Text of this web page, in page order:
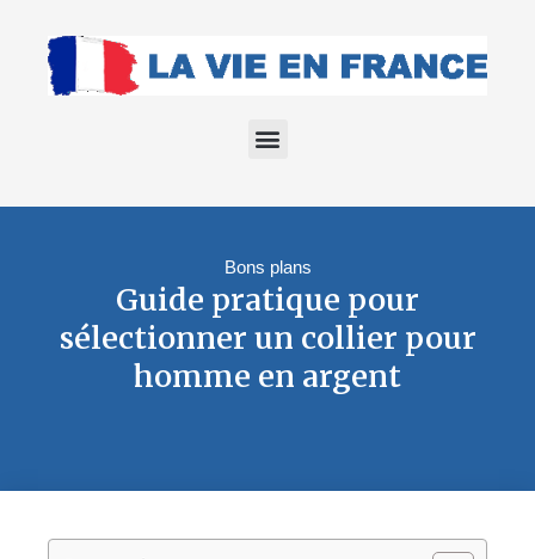
Bons plans
Guide pratique pour
sélectionner un collier pour
homme en argent